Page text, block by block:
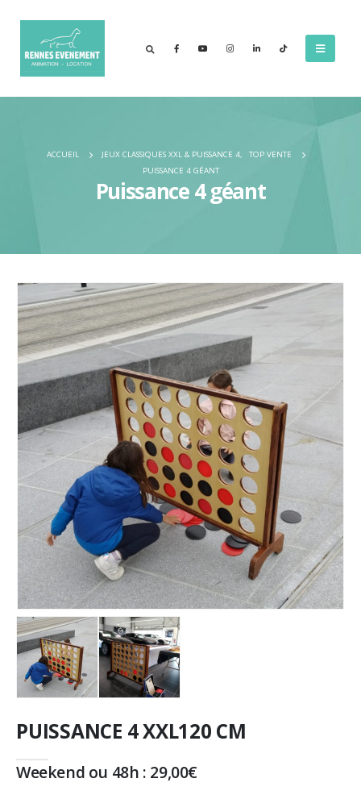
ACCUEIL JEUX CLASSIQUES XXL & PUISSANCE 4,
TOP VENTE
PUISSANCE 4 GÉANT
Puissance 4 géant
PUISSANCE 4 XXL120 CM
Weekend ou 48h : 29,00€